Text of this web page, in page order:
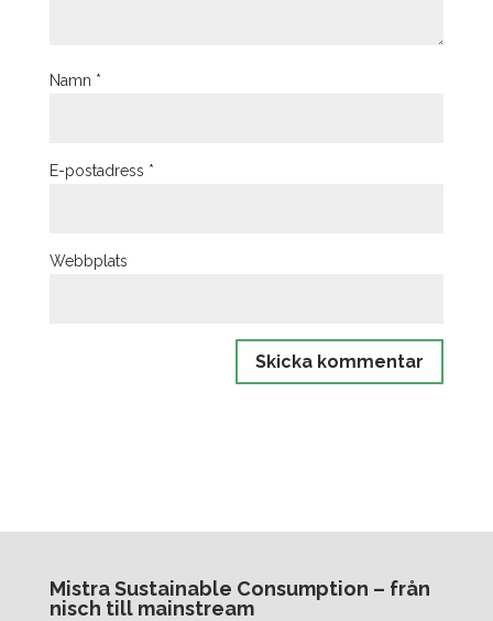
Namn *
E-postadress *
Webbplats
Mistra Sustainable Consumption – från
nisch till mainstream